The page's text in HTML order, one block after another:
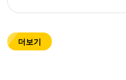
더보기